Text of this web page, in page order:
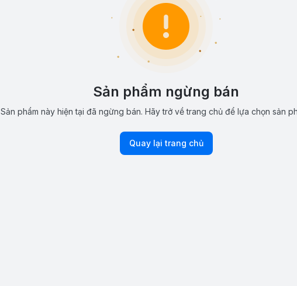
Sản phẩm ngừng bán
Sản phẩm này hiện tại đã ngừng bán. Hãy trở về trang chủ để lựa chọn sản
Quay lại trang chủ